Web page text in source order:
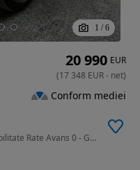
1 / 6
1999 cm3 • 180 CP • 4x4 Automata Posibilitate Rate Avans 0 - Garantie 12 Luni - IMPECABILA
20 990 EUR
(17 348 EUR- net)
Conform mediei